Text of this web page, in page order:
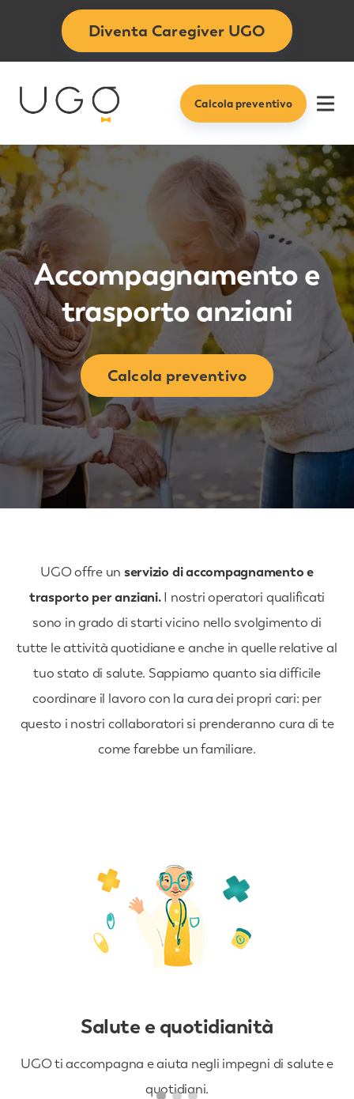
Diventa Caregiver UGO
Calcola preventivo
Accompagnamento e
trasporto anziani
Calcola preventivo
UGO offre un servizio di accompagnamento e
trasporto per anziani.I nostri operatori qualificati
sono in grado di starti vicino nello svolgimento di
tutte le attività quotidiane e anche in quelle relative al
tuo stato di salute. Sappiamo quanto sia difficile
coordinare il lavoro con la cura dei propri cari: per
questo i nostri collaboratori si prenderanno cura di te
come farebbe un familiare.
Salute e quotidianità
UGO ti accompagna e aiuta negli impegni di salute e
quotidiani.